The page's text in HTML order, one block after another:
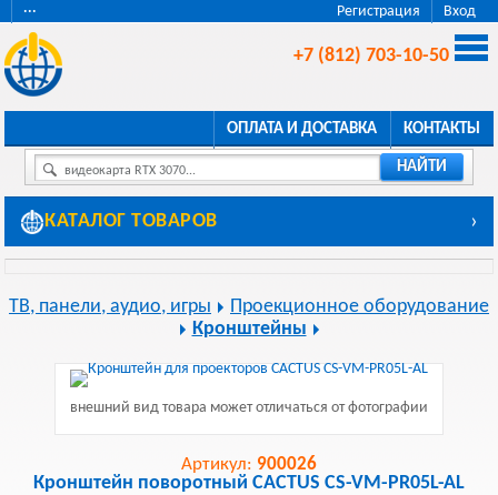
Регистрация Вход
···
+7 (812) 703-10-50
ОПЛАТА И ДОСТАВКА КОНТАКТЫ
видеокарта RTX 3070... НАЙТИ
КАТАЛОГ ТОВАРОВ ›
ТВ, панели, аудио, игры
Проекционное оборудование
Кронштейны
внешний вид товара может отличаться от фотографии
Артикул: 900026
Кронштейн поворотный CACTUS CS-VM-PR05L-AL